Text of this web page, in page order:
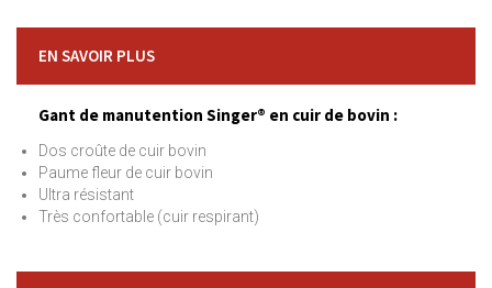
EN SAVOIR PLUS
Gant de manutention Singer® en cuir de bovin :
Dos croûte de cuir bovin
Paume fleur de cuir bovin
Ultra résistant
Très confortable (cuir respirant)